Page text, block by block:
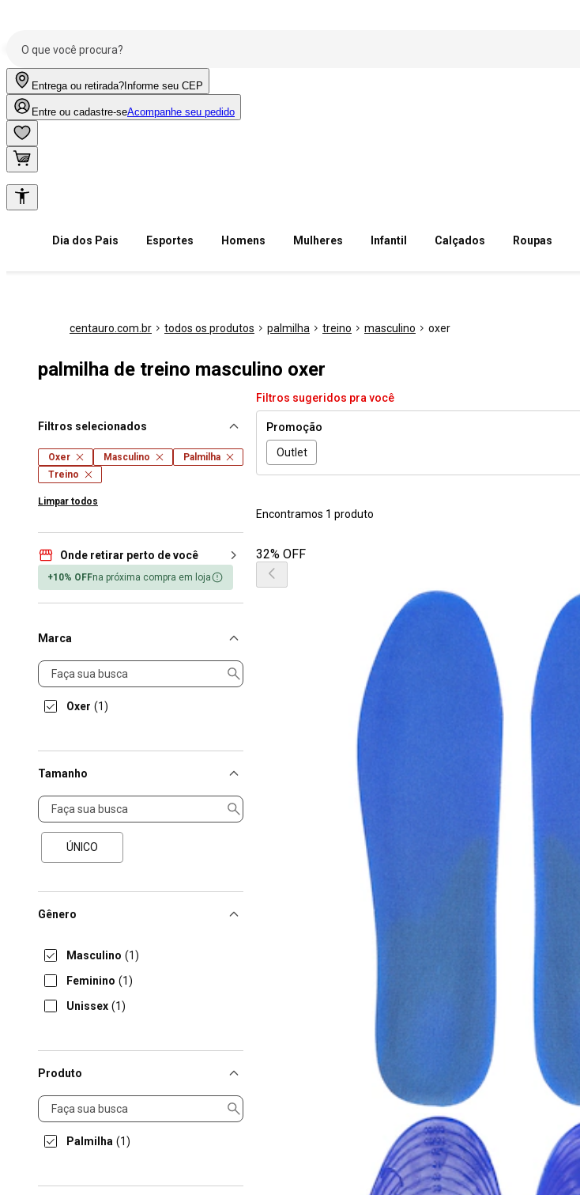
Entrega ou retirada? Informe seu CEP
Entre ou cadastre-seAcompanhe seu pedido
Dia dos Pais Esportes Homens Mulheres Infantil Calçados Roupas
centauro.com.br todos os produtos palmilha treino masculino oxer
palmilha de treino masculino oxer
Filtros selecionados
Oxer Masculino
Palmilha
Treino
Limpar todos
Onde retirar perto de você
+10% OFFna próxima compra em loja
Marca
Marca
Oxer (1)
Tamanho
Tamanho
ÚNICO
Gênero
Masculino (1)
Feminino (1)
Unissex (1)
Produto
Produto
Palmilha (1)
Filtros sugeridos pra você
Promoção
Outlet
Encontramos 1 produto
32% OFF